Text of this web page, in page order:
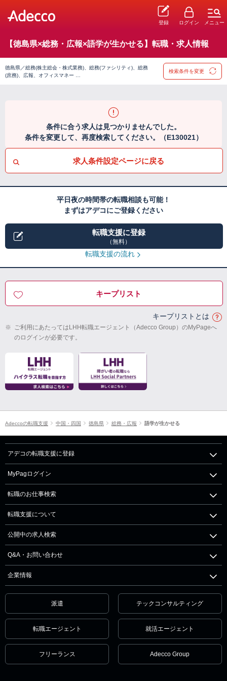
登録 ログイン メニュー
【徳島県×総務・広報×語学が生かせる】転職・求人情報
徳島県／総務(株主総会・株式業務)、総務(ファシリティ)、総務
(庶務)、広報、オフィスマネー …
検索条件を変更
条件に合う求人は見つかりませんでした。
条件を変更して、再度検索してください。（E130021）
求人条件設定ページに戻る
平日夜の時間帯の転職相談も可能！
まずはアデコにご登録ください
転職支援に登録
（無料）
転職支援の流れ
キープリスト
キープリストとは
※ ご利用にあたってはLHH転職エージェント（Adecco Group）のMyPageへ
のログインが必要です。
Adeccoの転職支援 中国・四国 徳島県 総務・広報 語学が生かせる
アデコの転職支援に登録
MyPagログイン
転職のお仕事検索
転職支援について
公開中の求人検索
Q&A・お問い合わせ
企業情報
派遣 テックコンサルティング
転職エージェント 就活エージェント
フリーランス Adecco Group